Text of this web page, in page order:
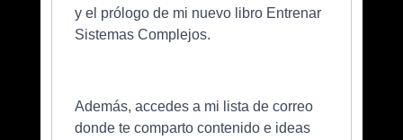
y el prólogo de mi nuevo libro Entrenar
Sistemas Complejos.
Además, accedes a mi lista de correo
donde te comparto contenido e ideas